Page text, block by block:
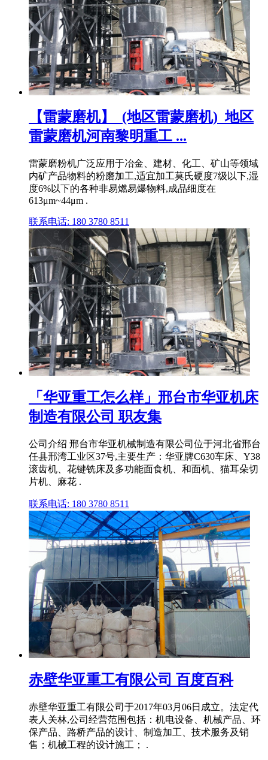
【雷蒙磨机】_(地区雷蒙磨机)_地区
雷蒙磨机河南黎明重工 ...
雷蒙磨粉机广泛应用于冶金、建材、化工、矿山等领域
内矿产品物料的粉磨加工,适宜加工莫氏硬度7级以下,湿
度6%以下的各种非易燃易爆物料,成品细度在
613μm~44μm .
联系电话: 180 3780 8511
「华亚重工怎么样」邢台市华亚机床
制造有限公司 职友集
公司介绍 邢台市华亚机械制造有限公司位于河北省邢台
任县邢湾工业区37号,主要生产：华亚牌C630车床、Y38
滚齿机、花键铣床及多功能面食机、和面机、猫耳朵切
片机、麻花 .
联系电话: 180 3780 8511
赤壁华亚重工有限公司 百度百科
赤壁华亚重工有限公司于2017年03月06日成立。法定代
表人关林,公司经营范围包括：机电设备、机械产品、环
保产品、路桥产品的设计、制造加工、技术服务及销
售；机械工程的设计施工； .